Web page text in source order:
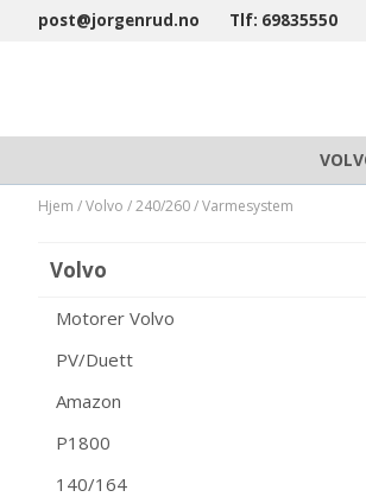
post@jorgenrud.no Tlf: 69835550
Hjem /Volvo /240/260/Varmesystem
Volvo
Motorer Volvo
PV/Duett
Amazon
P1800
140/164